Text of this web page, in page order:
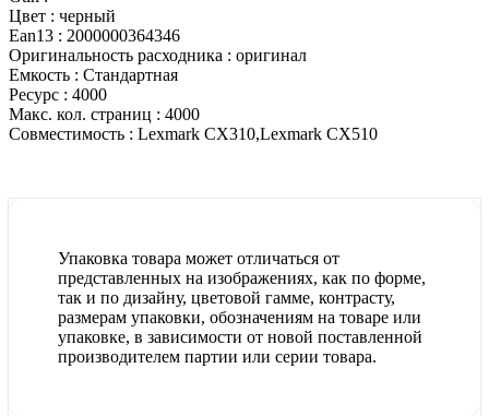
Цвет : черный
Ean13 : 2000000364346
Оригинальность расходника : оригинал
Емкость : Стандартная
Ресурс : 4000
Макс. кол. страниц : 4000
Совместимость : Lexmark CX310,Lexmark CX510
Упаковка товара может отличаться от
представленных на изображениях, как по форме,
так и по дизайну, цветовой гамме, контрасту,
размерам упаковки, обозначениям на товаре или
упаковке, в зависимости от новой поставленной
производителем партии или серии товара.